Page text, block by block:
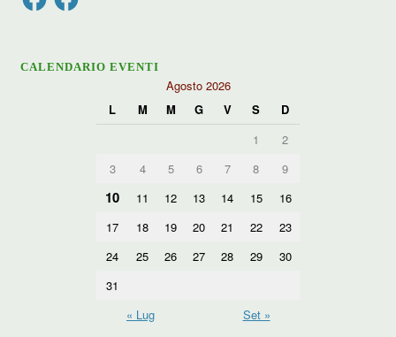
CALENDARIO EVENTI
Agosto 2026
L
M M G V S
D
1
2
3
4 5 6 7 8 9
10 11 12 13 14 15
16
17
18 19 20 21 22
23
24
25 26 27 28 29
30
31
« Lug
Set »